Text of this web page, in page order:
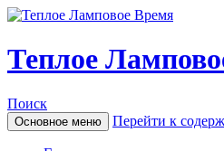
Теплое
Поиск
Основное меню Перейти к